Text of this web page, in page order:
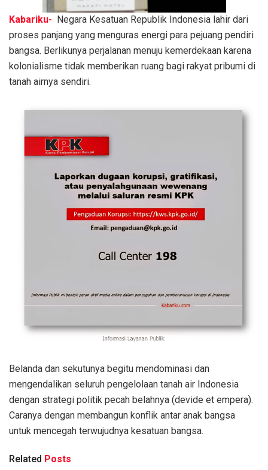
Kabariku- Negara Kesatuan Republik Indonesia lahir dari
proses panjang yang menguras energi para pejuang pendiri
bangsa. Berlikunya perjalanan menuju kemerdekaan karena
kolonialisme tidak memberikan ruang bagi rakyat pribumi di
tanah airnya sendiri.
Belanda dan sekutunya begitu mendominasi dan
mengendalikan seluruh pengelolaan tanah air Indonesia
dengan strategi politik pecah belahnya (devide et empera).
Caranya dengan membangun konflik antar anak bangsa
untuk mencegah terwujudnya kesatuan bangsa.
Related Posts